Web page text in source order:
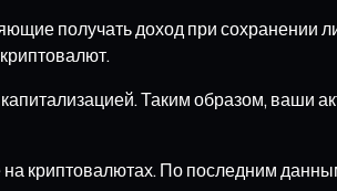
получать доход при сохранении
Таким образом, ваши
криптовалютах. По последним